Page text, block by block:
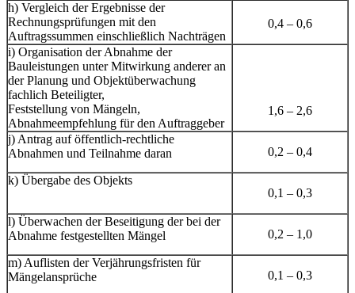
h) Vergleich der Ergebnisse der
Rechnungsprüfungen mit den
Auftragssummen einschließlich Nachträgen
0,4 – 0,6
i) Organisation der Abnahme der
Bauleistungen unter Mitwirkung anderer an
der Planung und Objektüberwachung
fachlich Beteiligter,
Feststellung von Mängeln,
Abnahmeempfehlung für den Auftraggeber
1,6 – 2,6
j) Antrag auf öffentlich-rechtliche
Abnahmen und Teilnahme daran
0,2 – 0,4
k) Übergabe des Objekts
0,1 – 0,3
l) Überwachen der Beseitigung der bei der
Abnahme festgestellten Mängel
0,2 – 1,0
m) Auflisten der Verjährungsfristen für
Mängelansprüche
0,1 – 0,3